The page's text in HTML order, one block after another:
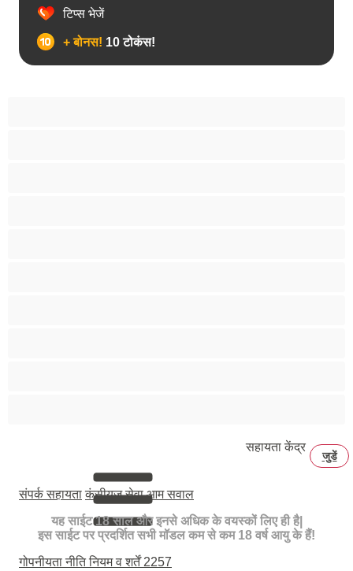
टिप्स भेजें
+ बोनस! 10 टोकंस!
सहायता केंद्र
जुडें
संपर्क सहायता कंसीयज सेवा आम सवाल
यह साईट 18 साल और इनसे अधिक के वयस्कों लिए ही है|
इस साईट पर प्रदर्शित सभी मॉडल कम से कम 18 वर्ष आयु के हैं!
गोपनीयता नीतिनियम व शर्तें2257